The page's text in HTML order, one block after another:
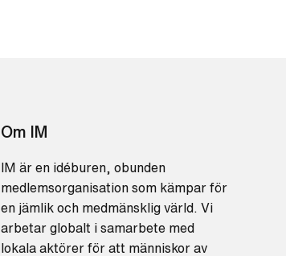
Om IM
IM är en idéburen, obunden
medlemsorganisation som kämpar för
en jämlik och medmänsklig värld. Vi
arbetar globalt i samarbete med
lokala aktörer för att människor av